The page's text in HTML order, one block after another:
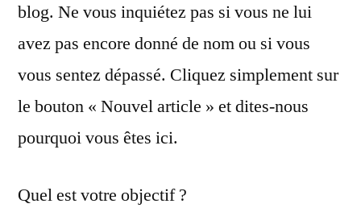
blog. Ne vous inquiétez pas si vous ne lui
avez pas encore donné de nom ou si vous
vous sentez dépassé. Cliquez simplement sur
le bouton « Nouvel article » et dites-nous
pourquoi vous êtes ici.
Quel est votre objectif ?